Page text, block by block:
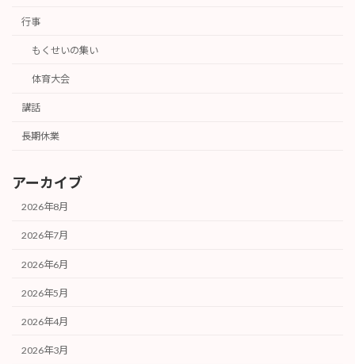
行事
もくせいの集い
体育大会
講話
長期休業
アーカイブ
2026年8月
2026年7月
2026年6月
2026年5月
2026年4月
2026年3月